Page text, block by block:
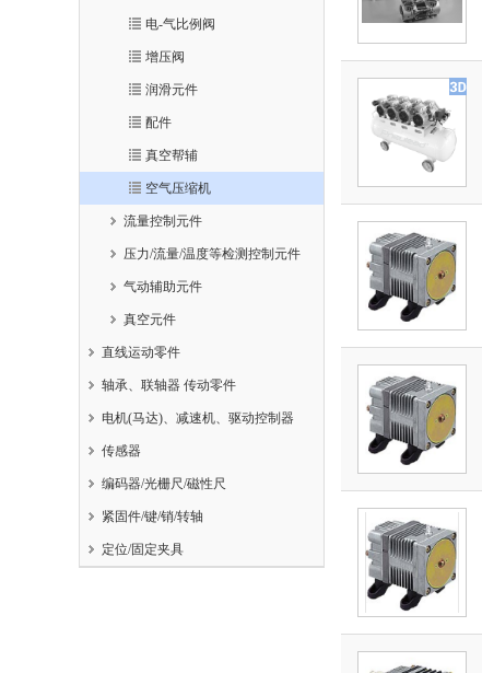
电-气比例阀
增压阀
润滑元件
配件
真空帮辅
空气压缩机
流量控制元件
压力/流量/温度等检测控制元件
气动辅助元件
真空元件
直线运动零件
轴承、联轴器 传动零件
电机(马达)、减速机、驱动控制器
传感器
编码器/光栅尺/磁性尺
紧固件/键/销/转轴
定位/固定夹具